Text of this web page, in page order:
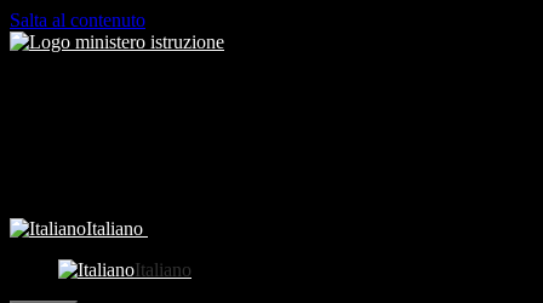
Salta al contenuto
Italiano
Italiano